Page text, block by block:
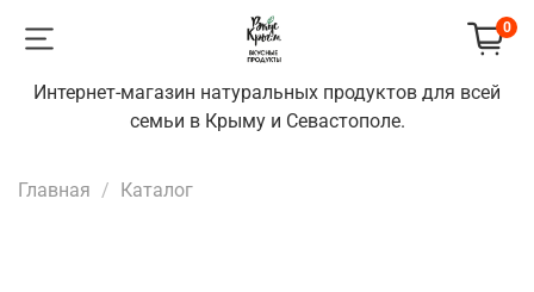
0
Интернет-магазин натуральных продуктов для всей
семьи в Крыму и Севастополе.
Главная Каталог